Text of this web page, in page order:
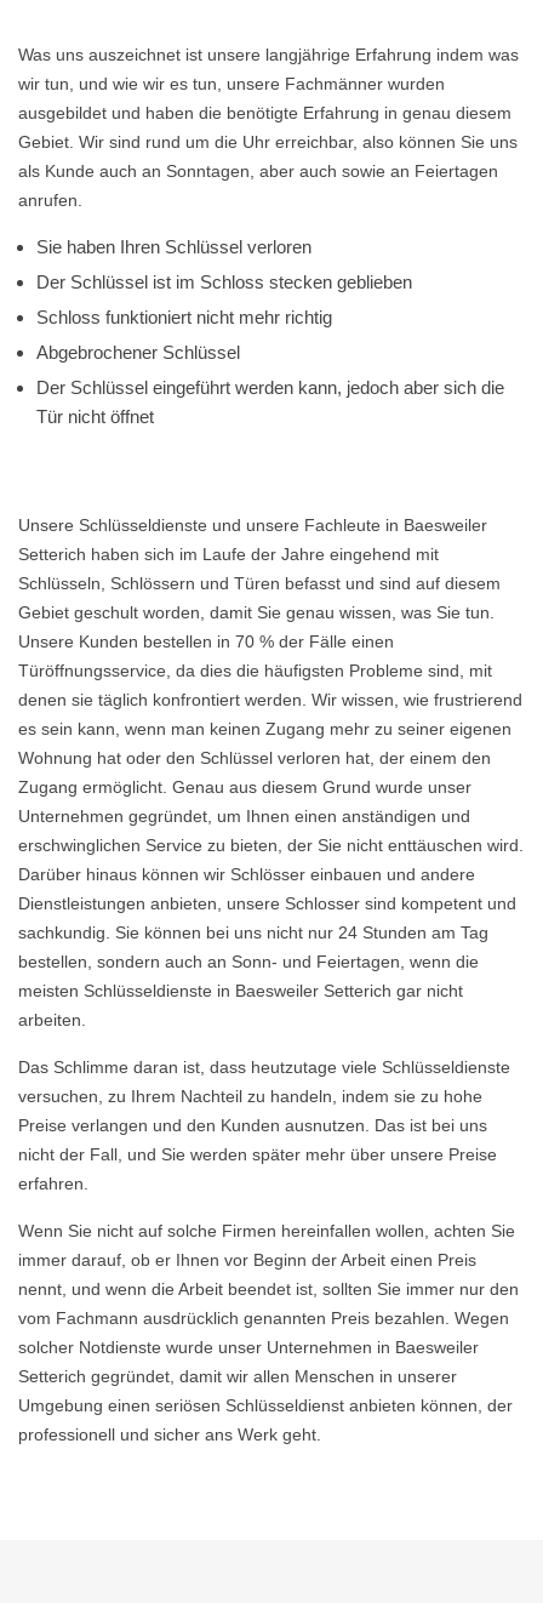
Was uns auszeichnet ist unsere langjährige Erfahrung indem was
wir tun, und wie wir es tun, unsere Fachmänner wurden
ausgebildet und haben die benötigte Erfahrung in genau diesem
Gebiet. Wir sind rund um die Uhr erreichbar, also können Sie uns
als Kunde auch an Sonntagen, aber auch sowie an Feiertagen
anrufen.
Sie haben Ihren Schlüssel verloren
Der Schlüssel ist im Schloss stecken geblieben
Schloss funktioniert nicht mehr richtig
Abgebrochener Schlüssel
Der Schlüssel eingeführt werden kann, jedoch aber sich die
Tür nicht öffnet
Unsere Schlüsseldienste und unsere Fachleute in Baesweiler
Setterich haben sich im Laufe der Jahre eingehend mit
Schlüsseln, Schlössern und Türen befasst und sind auf diesem
Gebiet geschult worden, damit Sie genau wissen, was Sie tun.
Unsere Kunden bestellen in 70 % der Fälle einen
Türöffnungsservice, da dies die häufigsten Probleme sind, mit
denen sie täglich konfrontiert werden. Wir wissen, wie frustrierend
es sein kann, wenn man keinen Zugang mehr zu seiner eigenen
Wohnung hat oder den Schlüssel verloren hat, der einem den
Zugang ermöglicht. Genau aus diesem Grund wurde unser
Unternehmen gegründet, um Ihnen einen anständigen und
erschwinglichen Service zu bieten, der Sie nicht enttäuschen wird.
Darüber hinaus können wir Schlösser einbauen und andere
Dienstleistungen anbieten, unsere Schlosser sind kompetent und
sachkundig. Sie können bei uns nicht nur 24 Stunden am Tag
bestellen, sondern auch an Sonn- und Feiertagen, wenn die
meisten Schlüsseldienste in Baesweiler Setterich gar nicht
arbeiten.
Das Schlimme daran ist, dass heutzutage viele Schlüsseldienste
versuchen, zu Ihrem Nachteil zu handeln, indem sie zu hohe
Preise verlangen und den Kunden ausnutzen. Das ist bei uns
nicht der Fall, und Sie werden später mehr über unsere Preise
erfahren.
Wenn Sie nicht auf solche Firmen hereinfallen wollen, achten Sie
immer darauf, ob er Ihnen vor Beginn der Arbeit einen Preis
nennt, und wenn die Arbeit beendet ist, sollten Sie immer nur den
vom Fachmann ausdrücklich genannten Preis bezahlen. Wegen
solcher Notdienste wurde unser Unternehmen in Baesweiler
Setterich gegründet, damit wir allen Menschen in unserer
Umgebung einen seriösen Schlüsseldienst anbieten können, der
professionell und sicher ans Werk geht.